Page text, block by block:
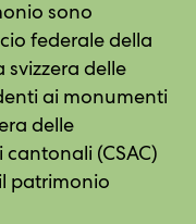
sono
federale della
svizzera delle
ai monumenti
delle
(CSAC)
patrimonio